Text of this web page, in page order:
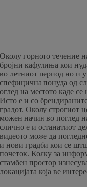
Околу горното течение
бројни кафулиња кои
во летниот период но и
спефицична понуда од
оглед на местото каде се
Исто е и со
градот. Околу строгиот
можен начин во поглед
слично е и останатиот
видеото може да
и нови градби кои се
почеток. Колку за
стамбен простор
локацијата која ве